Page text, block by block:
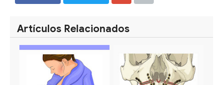
Artículos Relacionados